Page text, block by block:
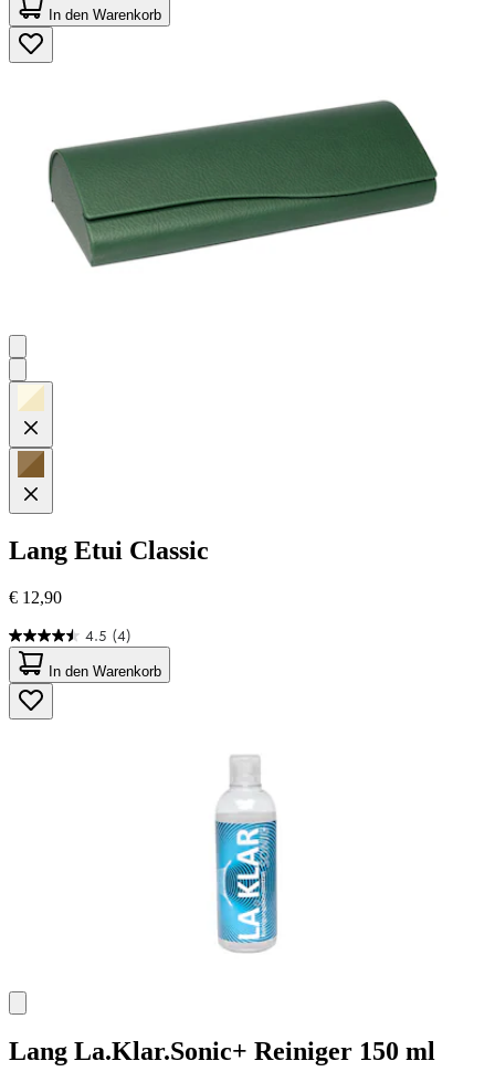
von
5
Sternen.
45
In den Warenkorb
Lang Etui Classic
€ 12,90
4.5 (4)
4.5
von
5
Sternen.
4
In den Warenkorb
Lang La.Klar.Sonic+ Reiniger 150 ml